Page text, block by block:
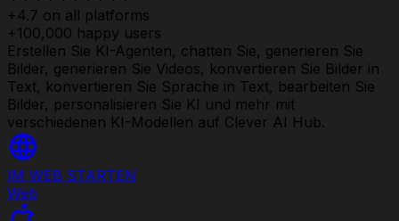
+4.7 on all platforms
+100,000 happy users
Erstellen Sie KI-Agenten, chatten Sie, generieren Sie
Bilder, generieren Sie Videos, konvertieren Sie Bilder in
Text, konvertieren Sie Sprache in Text, bearbeiten Sie
Bilder, personalisieren Sie KI und mehr mit
verschiedenen KI-Modellen auf Clever AI Hub.
IM WEB STARTEN
Web